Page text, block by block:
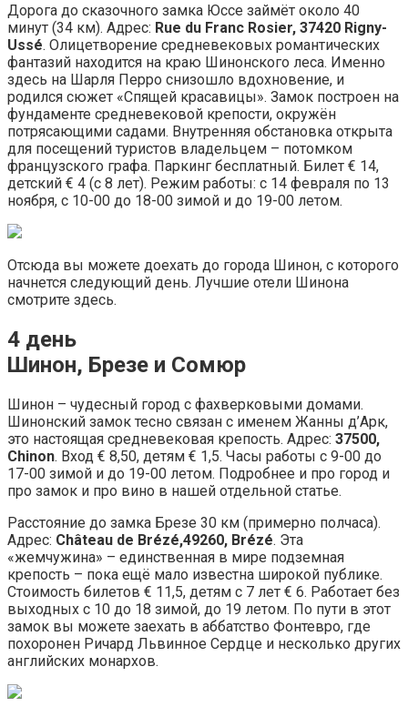
Дорога до сказочного замка Юссе займёт около 40
минут (34 км). Адрес: Rue du Franc Rosier, 37420 Rigny-
Ussé. Олицетворение средневековых романтических
фантазий находится на краю Шинонского леса. Именно
здесь на Шарля Перро снизошло вдохновение, и
родился сюжет «Спящей красавицы». Замок построен на
фундаменте средневековой крепости, окружён
потрясающими садами. Внутренняя обстановка открыта
для посещений туристов владельцем – потомком
французского графа. Паркинг бесплатный. Билет € 14,
детский € 4 (с 8 лет). Режим работы: с 14 февраля по 13
ноября, с 10-00 до 18-00 зимой и до 19-00 летом.
Отсюда вы можете доехать до города Шинон, с которого
начнется следующий день. Лучшие отели Шинона
смотрите здесь.
4 день
Шинон, Брезе и Сомюр
Шинон – чудесный город с фахверковыми домами.
Шинонский замок тесно связан с именем Жанны д’Арк,
это настоящая средневековая крепость. Адрес: 37500,
Chinon. Вход € 8,50, детям € 1,5. Часы работы с 9-00 до
17-00 зимой и до 19-00 летом. Подробнее и про город и
про замок и про вино в нашей отдельной статье.
Расстояние до замка Брезе 30 км (примерно полчаса).
Адрес: Сhâteau de Brézé,49260, Brézé. Эта
«жемчужина» – единственная в мире подземная
крепость – пока ещё мало известна широкой публике.
Стоимость билетов € 11,5, детям с 7 лет € 6. Работает без
выходных с 10 до 18 зимой, до 19 летом. По пути в этот
замок вы можете заехать в аббатство Фонтевро, где
похоронен Ричард Львинное Сердце и несколько других
английских монархов.